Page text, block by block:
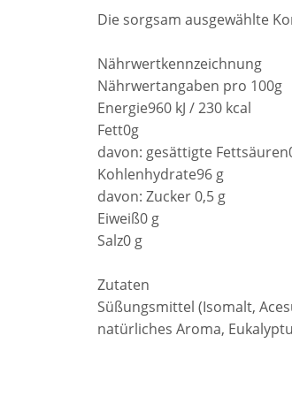
Die sorgsam ausgewählte
Nährwertkennzeichnung
Nährwertangaben pro 100g
Energie960 kJ / 230 kcal
Fett0g
davon: gesättigte
Kohlenhydrate96 g
davon: Zucker 0,5 g
Eiweiß0 g
Salz0 g
Zutaten
Süßungsmittel (Isomalt,
natürliches Aroma,